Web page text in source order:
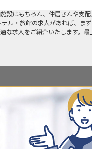
設はもちろん、仲居さんや支
ル・旅館の求人があれば、ま
な求人をご紹介いたします。最